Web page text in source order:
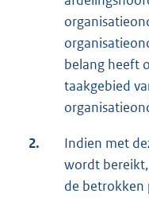
belang heeft
taakgebied
2.
Indien met
wordt
de betrokken